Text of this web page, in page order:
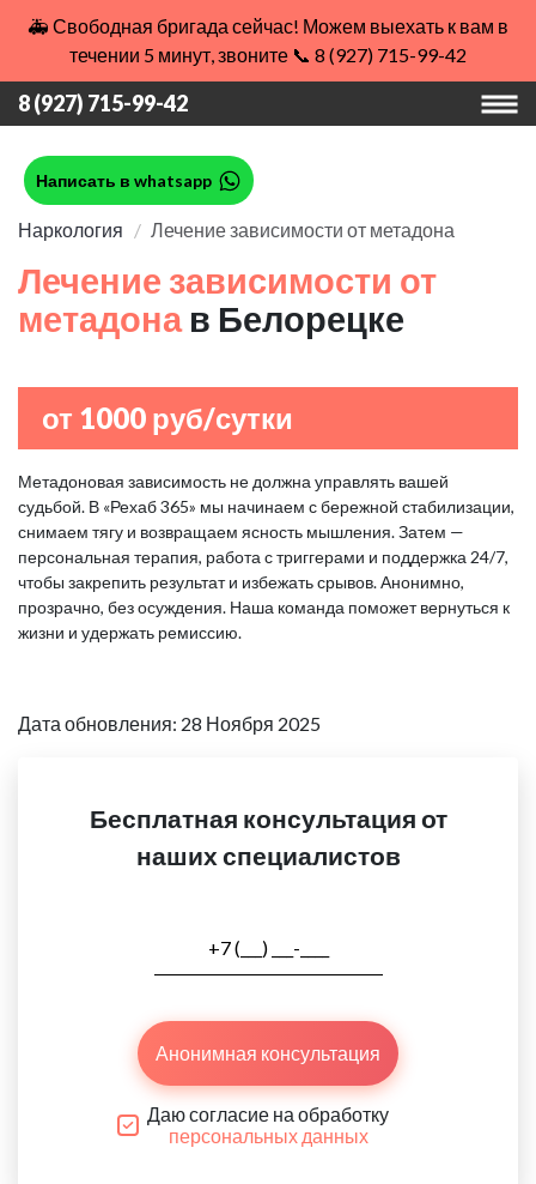
🚑 Свободная бригада сейчас! Можем выехать к вам в
течении 5 минут, звоните 📞 8 (927) 715-99-42
8 (927) 715-99-42
Написать в whatsapp
Наркология Лечение зависимости от метадона
Лечение зависимости от
метадона в Белорецке
от 1000 руб/сутки
Метадоновая зависимость не должна управлять вашей
судьбой. В «Рехаб 365» мы начинаем с бережной стабилизации,
снимаем тягу и возвращаем ясность мышления. Затем —
персональная терапия, работа с триггерами и поддержка 24/7,
чтобы закрепить результат и избежать срывов. Анонимно,
прозрачно, без осуждения. Наша команда поможет вернуться к
жизни и удержать ремиссию.
Дата обновления: 28 Ноября 2025
Бесплатная консультация от
наших специалистов
Анонимная консультация
Даю согласие на обработку
персональных данных